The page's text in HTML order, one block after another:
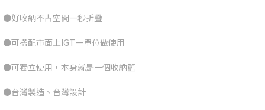
●好收納不占空間一秒折疊
●可搭配市面上IGT一單位做使用
●可獨立使用，本身就是一個收納籃
●台灣製造、台灣設計